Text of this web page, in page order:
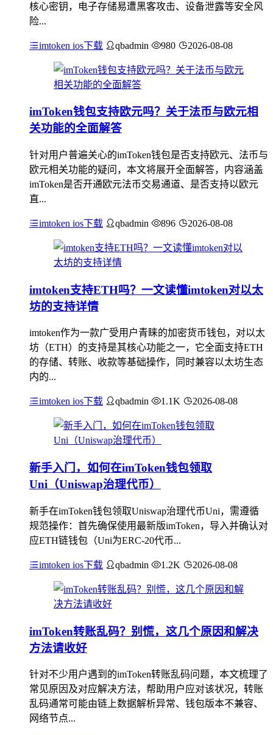
核心密钥，电子存储易遭黑客攻击、设备泄露等安全风
险...
imtoken ios下载 qbadmin 980 2026-08-08
imToken钱包支持欧元吗？关于法币与欧元相
关功能的全面解答
针对用户普遍关心的imToken钱包是否支持欧元、法币与
欧元相关功能的疑问，本文将展开全面解答，内容涵盖
imToken是否开通欧元法币交易通道、是否支持以欧元
直...
imtoken ios下载 qbadmin 896 2026-08-08
imtoken支持ETH吗？一文读懂imtoken对以太
坊的支持详情
imtoken作为一款广受用户青睐的加密货币钱包，对以太
坊（ETH）的支持是其核心功能之一，它全面支持ETH
的存储、转账、收款等基础操作，同时兼容以太坊生态
内的...
imtoken ios下载 qbadmin 1.1K 2026-08-08
新手入门，如何在imToken钱包领取
Uni（Uniswap治理代币）
新手在imToken钱包领取Uniswap治理代币Uni，需遵循
规范操作：首先确保使用最新版imToken，导入并确认对
应ETH链钱包（Uni为ERC-20代币...
imtoken ios下载 qbadmin 1.2K 2026-08-08
imToken转账乱码？别慌，这几个原因和解决
方法请收好
针对不少用户遇到的imToken转账乱码问题，本文梳理了
常见原因及对应解决方法，帮助用户应对该状况，转账
乱码通常可能由链上数据解析异常、钱包版本不兼容、
网络节点...